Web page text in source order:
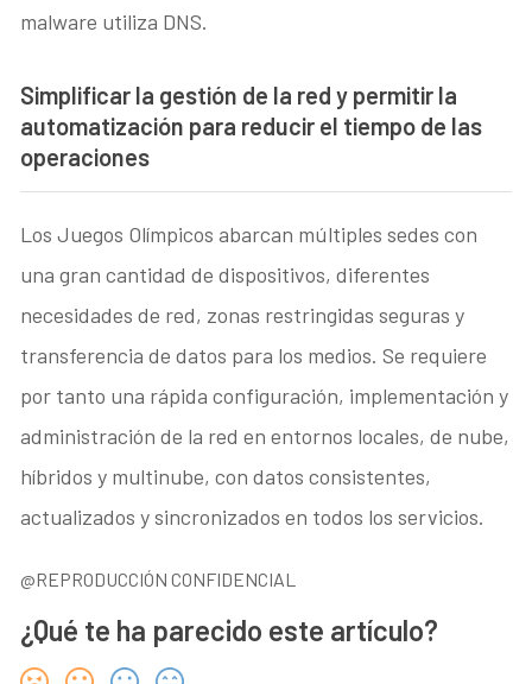
malware utiliza DNS.
Simplificar la gestión de la red y permitir la
automatización para reducir el tiempo de las
operaciones
Los Juegos Olímpicos abarcan múltiples sedes con
una gran cantidad de dispositivos, diferentes
necesidades de red, zonas restringidas seguras y
transferencia de datos para los medios. Se requiere
por tanto una rápida configuración, implementación y
administración de la red en entornos locales, de nube,
híbridos y multinube, con datos consistentes,
actualizados y sincronizados en todos los servicios.
@REPRODUCCIÓN CONFIDENCIAL
¿Qué te ha parecido este artículo?